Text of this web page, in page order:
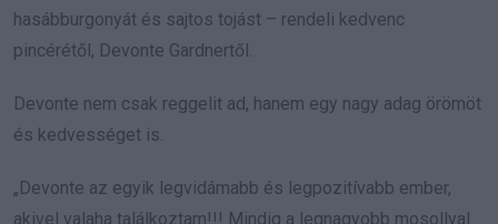
hasábburgonyát és sajtos tojást – rendeli kedvenc
pincérétől, Devonte Gardnertől.
Devonte nem csak reggelit ad, hanem egy nagy adag örömöt
és kedvességet is.
„Devonte az egyik legvidámabb és legpozitívabb ember,
akivel valaha találkoztam!!! Mindig a legnagyobb mosollyal